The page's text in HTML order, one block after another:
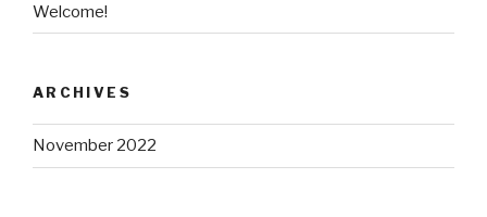
Welcome!
ARCHIVES
November 2022